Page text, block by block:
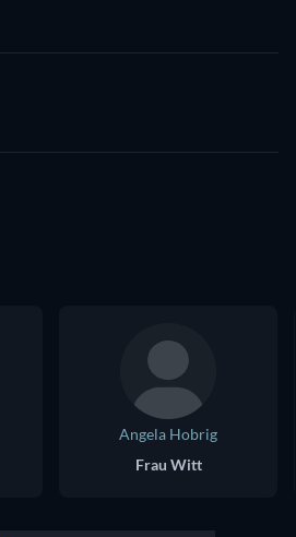
Angela Hobrig
Frau Witt